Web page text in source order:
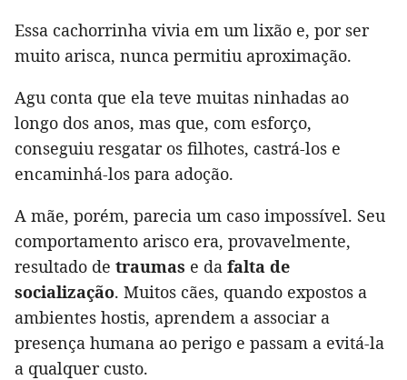
Essa cachorrinha vivia em um lixão e, por ser
muito arisca, nunca permitiu aproximação.
Agu conta que ela teve muitas ninhadas ao
longo dos anos, mas que, com esforço,
conseguiu resgatar os filhotes, castrá-los e
encaminhá-los para adoção.
A mãe, porém, parecia um caso impossível. Seu
comportamento arisco era, provavelmente,
resultado de traumas e da falta de
socialização. Muitos cães, quando expostos a
ambientes hostis, aprendem a associar a
presença humana ao perigo e passam a evitá-la
a qualquer custo.